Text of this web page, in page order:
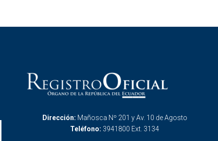
Dirección: Mañosca Nº 201 y Av. 10 de Agosto
Teléfono: 3941800 Ext. 3134